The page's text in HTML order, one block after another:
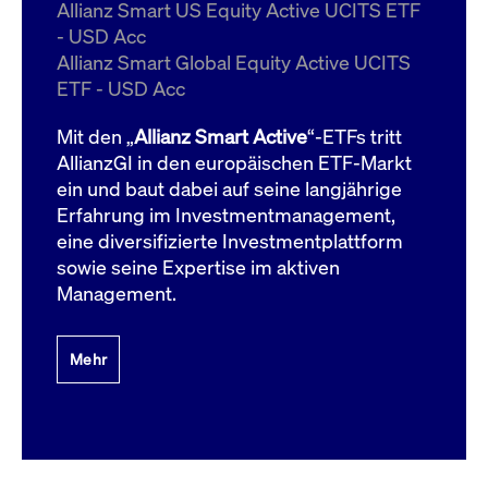
Allianz Smart US Equity Active UCITS ETF
- USD Acc
Allianz Smart Global Equity Active UCITS
ETF - USD Acc
Mit den „Allianz Smart Active“-ETFs tritt
AllianzGI in den europäischen ETF-Markt
ein und baut dabei auf seine langjährige
Erfahrung im Investmentmanagement,
eine diversifizierte Investmentplattform
sowie seine Expertise im aktiven
Management.
Mehr
ApplicationGatewayAffinityCORS
boerse.com
Domain
bis